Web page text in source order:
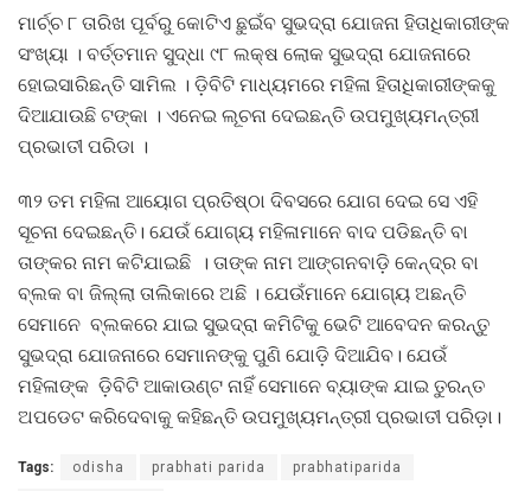
ମାର୍ଚ୍ଚ ୮ ତାରିଖ ପୂର୍ବରୁ କୋଟିଏ ଛୁଇଁବ ସୁଭଦ୍ରା ଯୋଜନା ହିତାଧିକାରୀଙ୍କ
ସଂଖ୍ୟା । ବର୍ତ୍ତମାନ ସୁଦ୍ଧା ୯୮ ଲକ୍ଷ ଲୋକ ସୁଭଦ୍ରା ଯୋଜନାରେ
ହୋଇସାରିଛନ୍ତି ସାମିଲ । ଡ଼ିବିଟି ମାଧ୍ୟମରେ ମହିଳା ହିତାଧିକାରୀଙ୍କକୁ
ଦିଆଯାଉଛି ଟଙ୍କା । ଏନେଇ ଲୂଚନା ଦେଇଛନ୍ତି ଉପମୁଖ୍ୟମନ୍ତ୍ରୀ
ପ୍ରଭାତୀ ପରିଡା ।
୩୨ ତମ ମହିଳା ଆୟୋଗ ପ୍ରତିଷ୍ଠା ଦିବସରେ ଯୋଗ ଦେଇ ସେ ଏହି
ସୂଚନା ଦେଇଛନ୍ତି। ଯେଉଁ ଯୋଗ୍ୟ ମହିଳାମାନେ ବାଦ ପଡିଛନ୍ତି ବା
ତାଙ୍କର ନାମ କଟିଯାଇଛି । ତାଙ୍କ ନାମ ଆଙ୍ଗନବାଡ଼ି କେନ୍ଦ୍ର ବା
ବ୍ଲକ ବା ଜିଲ୍ଲା ତାଲିକାରେ ଅଛି । ଯେଉଁମାନେ ଯୋଗ୍ୟ ଅଛନ୍ତି
ସେମାନେ ବ୍ଲକରେ ଯାଇ ସୁଭଦ୍ରା କମିଟିକୁ ଭେଟି ଆବେଦନ କରନ୍ତୁ
ସୁଭଦ୍ରା ଯୋଜନାରେ ସେମାନଙ୍କୁ ପୁଣି ଯୋଡ଼ି ଦିଆଯିବ। ଯେଉଁ
ମହିଳାଙ୍କ ଡି଼ବିଟି ଆକାଉଣ୍ଟ ନାହିଁ ସେମାନେ ବ୍ୟାଙ୍କ ଯାଇ ତୁରନ୍ତ
ଅପଡେଟ କରିଦେବାକୁ କହିଛନ୍ତି ଉପମୁଖ୍ୟମନ୍ତ୍ରୀ ପ୍ରଭାତୀ ପରିଡ଼ା।
Tags: odisha prabhati parida prabhatiparida